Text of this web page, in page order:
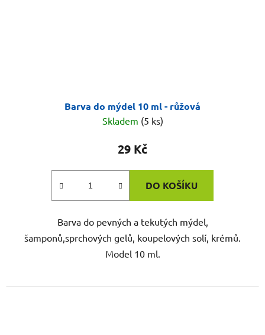
Barva do mýdel 10 ml - růžová
Skladem (5 ks)
29 Kč
DO KOŠÍKU
Barva do pevných a tekutých mýdel,
šamponů,sprchových gelů, koupelových solí, krémů.
Model 10 ml.